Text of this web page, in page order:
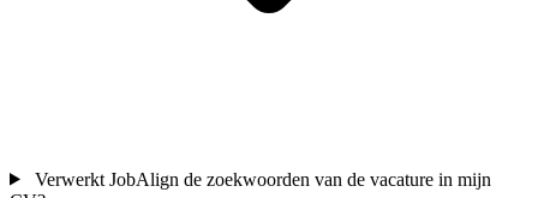
Verwerkt JobAlign de zoekwoorden van de vacature in mijn